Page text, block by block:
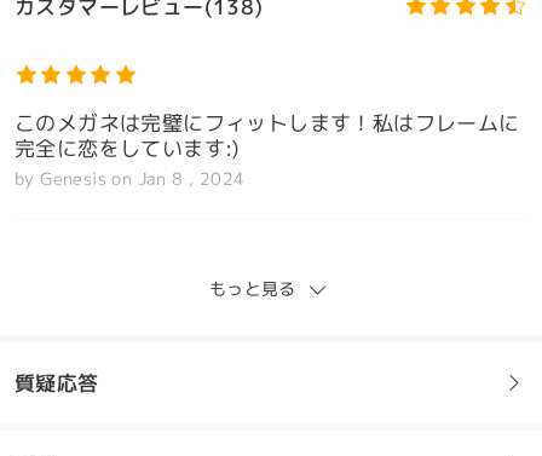
カスタマーレビュー(138)
このメガネは完璧にフィットします！私はフレームに
完全に恋をしています:)
by Genesis on Jan 8 , 2024
良く、思ったより早く届きました。間違いなくまた注
文します
もっと見る
質疑応答